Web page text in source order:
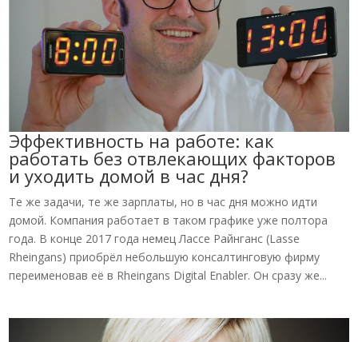
Эффективность на работе: как
работать без отвлекающих факторов
и уходить домой в час дня?
Те же задачи, те же зарплаты, но в час дня можно идти
домой. Компания работает в таком графике уже полтора
года. В конце 2017 года немец Лассе Райнганс (Lasse
Rheingans) приобрёл небольшую консалтинговую фирму
переименовав её в Rheingans Digital Enabler. Он сразу же...